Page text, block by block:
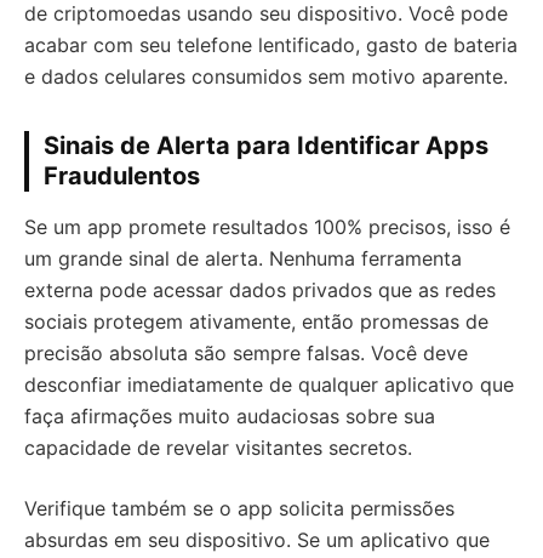
de criptomoedas usando seu dispositivo. Você pode
acabar com seu telefone lentificado, gasto de bateria
e dados celulares consumidos sem motivo aparente.
Sinais de Alerta para Identificar Apps
Fraudulentos
Se um app promete resultados 100% precisos, isso é
um grande sinal de alerta. Nenhuma ferramenta
externa pode acessar dados privados que as redes
sociais protegem ativamente, então promessas de
precisão absoluta são sempre falsas. Você deve
desconfiar imediatamente de qualquer aplicativo que
faça afirmações muito audaciosas sobre sua
capacidade de revelar visitantes secretos.
Verifique também se o app solicita permissões
absurdas em seu dispositivo. Se um aplicativo que